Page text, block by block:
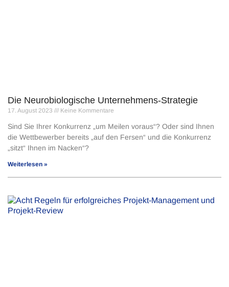
Die Neurobiologische Unternehmens-Strategie
17. August 2023 Keine Kommentare
Sind Sie Ihrer Konkurrenz „um Meilen voraus“? Oder sind Ihnen
die Wettbewerber bereits „auf den Fersen“ und die Konkurrenz
„sitzt“ Ihnen im Nacken“?
Weiterlesen »